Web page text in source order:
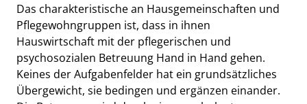
Das charakteristische an Hausgemeinschaften und
Pflegewohngruppen ist, dass in ihnen
Hauswirtschaft mit der pflegerischen und
psychosozialen Betreuung Hand in Hand gehen.
Keines der Aufgabenfelder hat ein grundsätzliches
Übergewicht, sie bedingen und ergänzen einander.